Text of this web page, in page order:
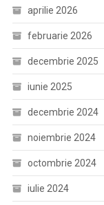
aprilie 2026
februarie 2026
decembrie 2025
iunie 2025
decembrie 2024
noiembrie 2024
octombrie 2024
iulie 2024